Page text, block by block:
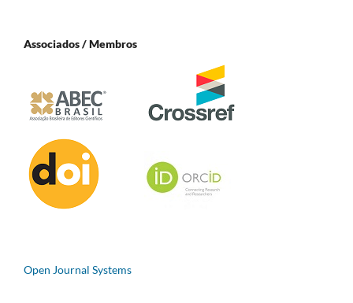
Associados / Membros
Open Journal Systems